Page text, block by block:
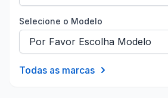
Selecione o Modelo
Todas as marcas